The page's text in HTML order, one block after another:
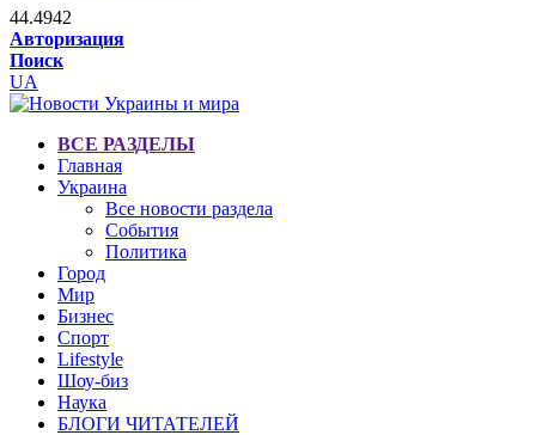
44.4942
Авторизация
Поиск
UA
ВСЕ РАЗДЕЛЫ
Главная
Украина
Все новости раздела
События
Политика
Город
Мир
Бизнес
Спорт
Lifestyle
Шоу-биз
Наука
БЛОГИ ЧИТАТЕЛЕЙ